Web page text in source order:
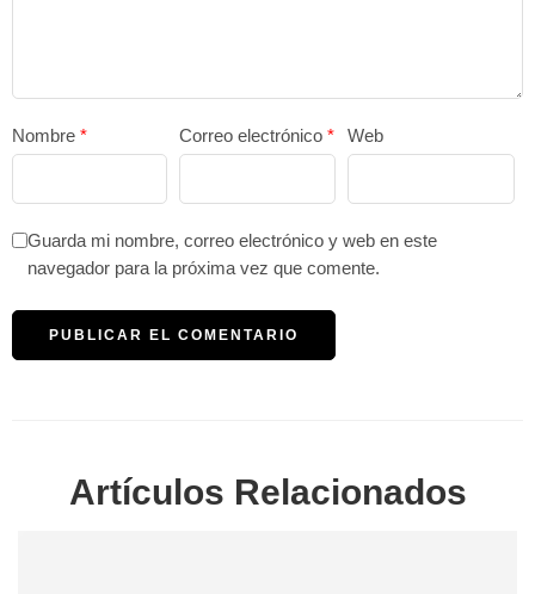
Nombre * Correo electrónico* Web
Guarda mi nombre, correo electrónico y web en este
navegador para la próxima vez que comente.
Artículos Relacionados